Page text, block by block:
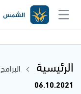
الرئيسية البرامج
06.10.2021